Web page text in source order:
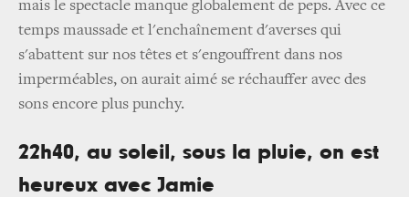
mais le spectacle manque globalement de peps. Avec ce
temps maussade et l'enchaînement d'averses qui
s'abattent sur nos têtes et s'engouffrent dans nos
imperméables, on aurait aimé se réchauffer avec des
sons encore plus punchy.
22h40, au soleil, sous la pluie, on est
heureux avec Jamie